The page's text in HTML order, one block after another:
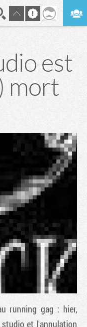
est
mort
running gag : hier,
et l'annulation